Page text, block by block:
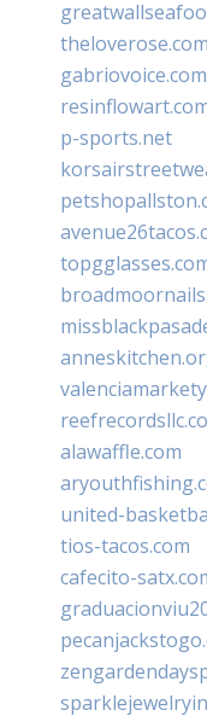
theloverose.com
gabriovoice.com
p-sports.net
alawaffle.com
united-
tios-tacos.com
cafecito-